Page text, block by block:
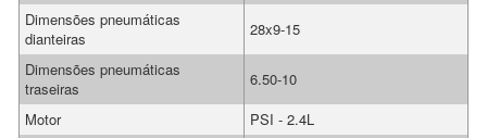
Dimensões pneumáticas
dianteiras
28x9-15
Dimensões pneumáticas
traseiras
6.50-10
Motor
PSI - 2.4L